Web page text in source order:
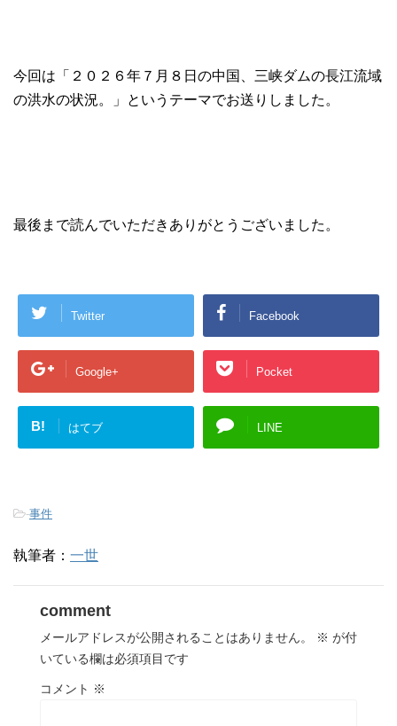
今回は「２０２６年７月８日の中国、三峡ダムの長江流域
の洪水の状況。」というテーマでお送りしました。
最後まで読んでいただきありがとうございました。
Twitter Facebook
Google+ Pocket
B! はてブ LINE
-事件
執筆者： 一世
comment
メールアドレスが公開されることはありません。 ※ が付
いている欄は必須項目です
コメント ※